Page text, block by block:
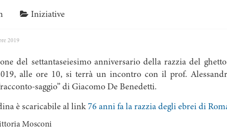
Iniziative
2019
del settantaseiesimo anniversario della razzia del
alle ore 10, si terrà un incontro con il prof.
saggio” di Giacomo De Benedetti.
è scaricabile al link 76 anni fa la razzia degli ebrei di
Mosconi